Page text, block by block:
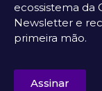
ecossistema da
Newsletter e
primeira mão.
Assinar